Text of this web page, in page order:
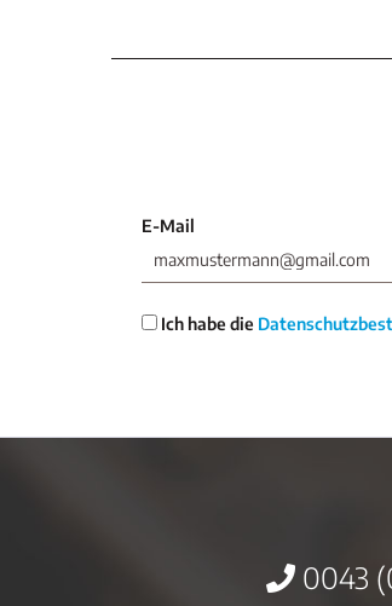
E-Mail
Ich habe die
0043